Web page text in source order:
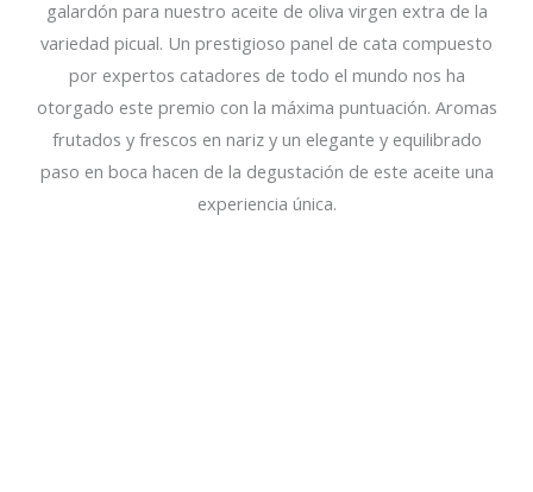
galardón para nuestro aceite de oliva virgen extra de la
variedad picual. Un prestigioso panel de cata compuesto
por expertos catadores de todo el mundo nos ha
otorgado este premio con la máxima puntuación. Aromas
frutados y frescos en nariz y un elegante y equilibrado
paso en boca hacen de la degustación de este aceite una
experiencia única.